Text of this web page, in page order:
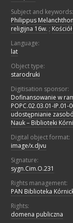
Subject and keywords:
Philippus
religijna 16w. ;
Language:
lat
Object type:
starodruki
Digitisation sponsor:
Dofinansowanie w
POPC.02.03.01-
udostępnianie
Nauk – Biblioteki
Digital object format:
image/x.djvu
Signature:
sygn.Cim.O.231
Rights management:
PAN Biblioteka
Rights:
domena publiczna